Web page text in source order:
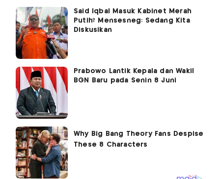
Said Iqbal Masuk Kabinet Merah
Putih? Mensesneg: Sedang Kita
Diskusikan
Prabowo Lantik Kepala dan Wakil
BGN Baru pada Senin 8 Juni